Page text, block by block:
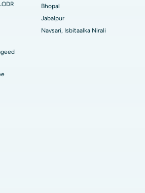
Bhopal
Jabalpur
Navsari, Isbitaalka Nirali